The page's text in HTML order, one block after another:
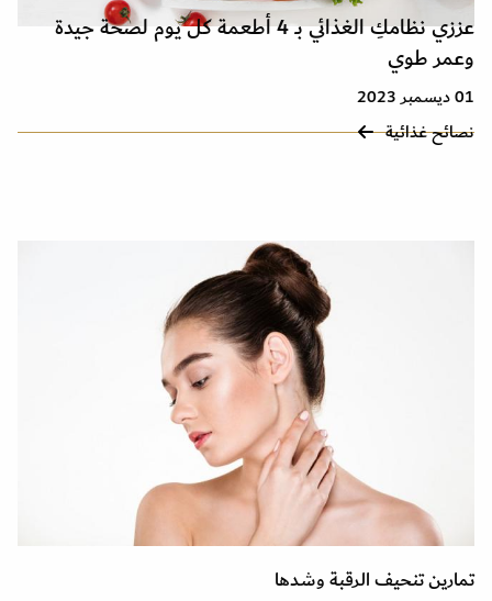
عززي نظامكِ الغذائي بـ 4 أطعمة كل يوم لصحة جيدة
وعمر طوي
01 ديسمبر 2023
نصائح غذائية
تمارين تنحيف الرقبة وشدها